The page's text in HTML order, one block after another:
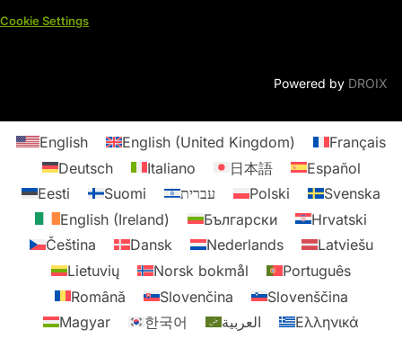
Cookie Settings
Powered by DROIX
English English (United Kingdom)
Français
Deutsch
Italiano 日本語
Español
Eesti
Suomi עברית Polski
Svenska
English (Ireland)
Български
Hrvatski
Čeština
Dansk Nederlands
Latviešu
Lietuvių
Norsk bokmål
Português
Română
Slovenčina
Slovenščina
Magyar
한국어 العربية Ελληνικά